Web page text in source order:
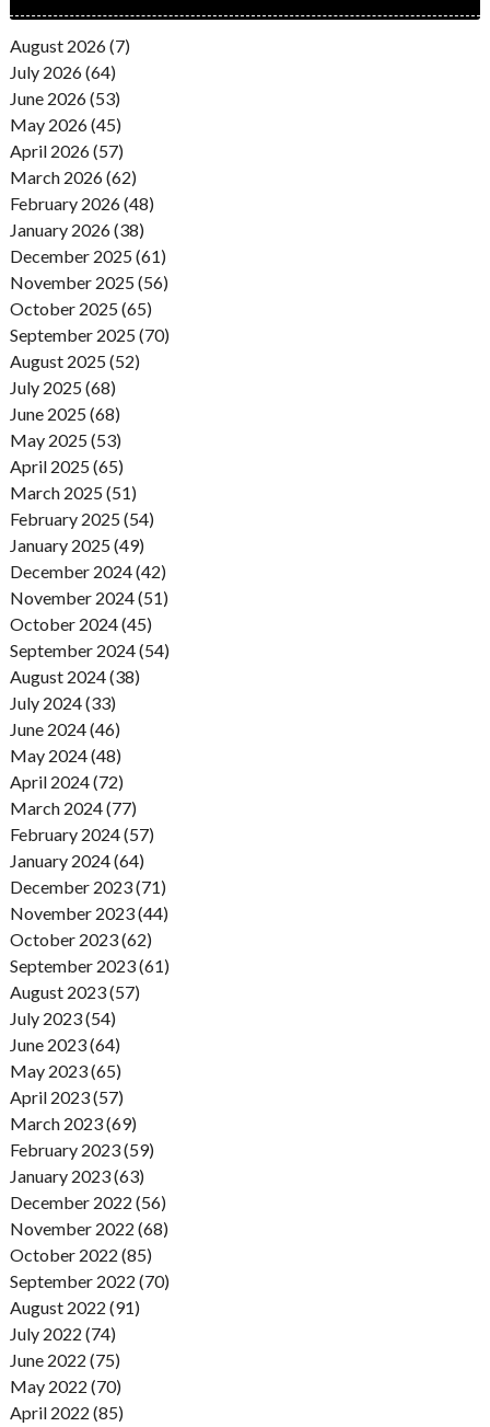
August 2026 (7)
July 2026 (64)
June 2026 (53)
May 2026 (45)
April 2026 (57)
March 2026 (62)
February 2026 (48)
January 2026 (38)
December 2025 (61)
November 2025 (56)
October 2025 (65)
September 2025 (70)
August 2025 (52)
July 2025 (68)
June 2025 (68)
May 2025 (53)
April 2025 (65)
March 2025 (51)
February 2025 (54)
January 2025 (49)
December 2024 (42)
November 2024 (51)
October 2024 (45)
September 2024 (54)
August 2024 (38)
July 2024 (33)
June 2024 (46)
May 2024 (48)
April 2024 (72)
March 2024 (77)
February 2024 (57)
January 2024 (64)
December 2023 (71)
November 2023 (44)
October 2023 (62)
September 2023 (61)
August 2023 (57)
July 2023 (54)
June 2023 (64)
May 2023 (65)
April 2023 (57)
March 2023 (69)
February 2023 (59)
January 2023 (63)
December 2022 (56)
November 2022 (68)
October 2022 (85)
September 2022 (70)
August 2022 (91)
July 2022 (74)
June 2022 (75)
May 2022 (70)
April 2022 (85)